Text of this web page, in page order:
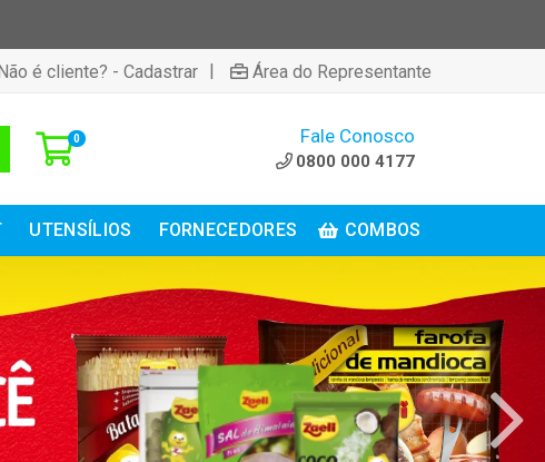
é cliente? - Cadastrar | Área do Representante
0 Fale Conosco
0800 000 4177
UTENSÍLIOS FORNECEDORES COMBOS